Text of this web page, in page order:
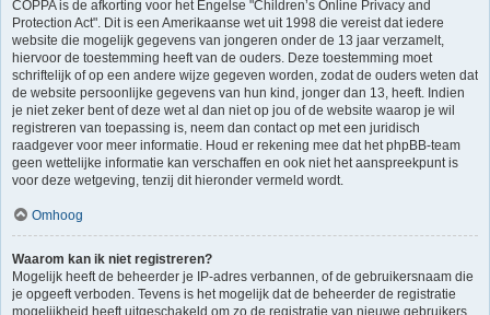
COPPA is de afkorting voor het Engelse "Children’s Online Privacy and
Protection Act". Dit is een Amerikaanse wet uit 1998 die vereist dat iedere
website die mogelijk gegevens van jongeren onder de 13 jaar verzamelt,
hiervoor de toestemming heeft van de ouders. Deze toestemming moet
schriftelijk of op een andere wijze gegeven worden, zodat de ouders weten dat
de website persoonlijke gegevens van hun kind, jonger dan 13, heeft. Indien
je niet zeker bent of deze wet al dan niet op jou of de website waarop je wil
registreren van toepassing is, neem dan contact op met een juridisch
raadgever voor meer informatie. Houd er rekening mee dat het phpBB-team
geen wettelijke informatie kan verschaffen en ook niet het aanspreekpunt is
voor deze wetgeving, tenzij dit hieronder vermeld wordt.
Omhoog
Waarom kan ik niet registreren?
Mogelijk heeft de beheerder je IP-adres verbannen, of de gebruikersnaam die
je opgeeft verboden. Tevens is het mogelijk dat de beheerder de registratie
mogelijkheid heeft uitgeschakeld om zo de registratie van nieuwe gebruikers